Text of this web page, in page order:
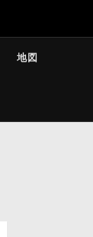
地図